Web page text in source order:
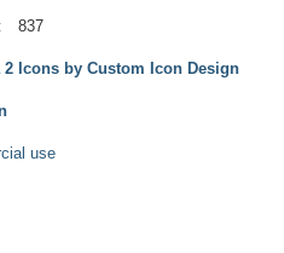
837
2 Icons by Custom Icon Design
use